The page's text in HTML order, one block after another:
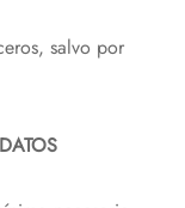
salvo por